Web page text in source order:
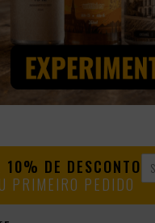
10% DE DESCONTO
PRIMEIRO PEDIDO